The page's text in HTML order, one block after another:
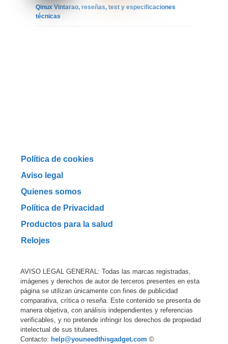
Qinux Vintarao, reseñas, test y especificaciones
técnicas
Política de cookies
Aviso legal
Quienes somos
Política de Privacidad
Productos para la salud
Relojes
AVISO LEGAL GENERAL: Todas las marcas registradas,
imágenes y derechos de autor de terceros presentes en esta
página se utilizan únicamente con fines de publicidad
comparativa, crítica o reseña. Este contenido se presenta de
manera objetiva, con análisis independientes y referencias
verificables, y no pretende infringir los derechos de propiedad
intelectual de sus titulares.
Contacto: help@youneedthisgadget.com ©